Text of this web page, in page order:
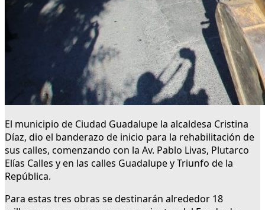
El municipio de Ciudad Guadalupe la alcaldesa Cristina
Díaz, dio el banderazo de inicio para la rehabilitación de
sus calles, comenzando con la Av. Pablo Livas, Plutarco
Elías Calles y en las calles Guadalupe y Triunfo de la
República.
Para estas tres obras se destinarán alrededor 18